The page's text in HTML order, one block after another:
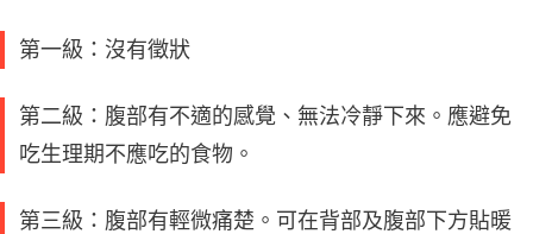
第一級：沒有徵狀
第二級：腹部有不適的感覺、無法冷靜下來。應避免
吃生理期不應吃的食物。
第三級：腹部有輕微痛楚。可在背部及腹部下方貼暖